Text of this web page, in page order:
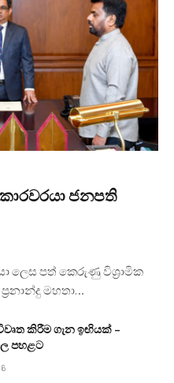
ජනපති
ලෙස පත් කෙරුණු විශ්‍රාමික
මහතා…
කිරීම ගැන ඉඟියක් –
පහළට